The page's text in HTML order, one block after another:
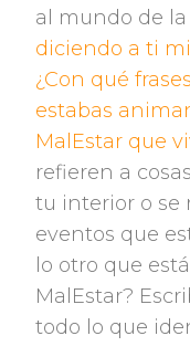
al mundo de
diciendo a ti
¿Con qué
estabas
MalEstar que
refieren a
tu interior o se
eventos que
lo otro que
MalEstar?
todo lo que